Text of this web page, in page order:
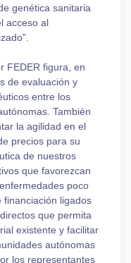
genética sanitaria
acceso al
FEDER figura, en
de evaluación y
entre los
También
la agilidad en el
precios para su
de nuestros
que favorezcan
poco
financiación ligados
que permita
existente y facilitar
autónomas
los representantes